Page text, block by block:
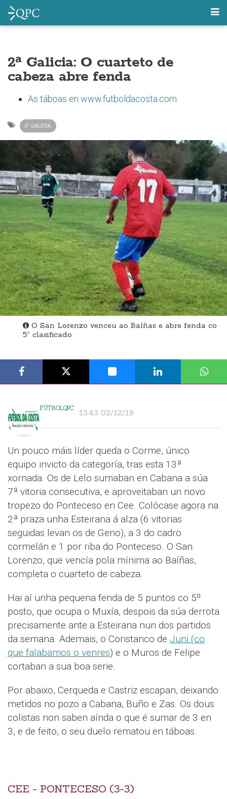
2ª Galicia: O cuarteto de
cabeza abre fenda
As táboas en www.futboldacosta.com
2ª GALICIA
O San Lorenzo venceu ao Baíñas e abre fenda co
5º clasificado
FÚTBOLQPC 13:43 02/12/19
Un pouco máis líder queda o Corme, único
equipo invicto da categoría, tras esta 13ª
xornada. Os de Lelo sumaban en Cabana a súa
7ª vitoria consecutiva, e aproveitaban un novo
tropezo do Ponteceso en Cee. Colócase agora na
2ª praza unha Esteirana á alza (6 vitorias
seguidas levan os de Geno), a 3 do cadro
cormelán e 1 por riba do Ponteceso. O San
Lorenzo, que vencía pola mínima ao Baíñas,
completa o cuarteto de cabeza.
Hai aí unha pequena fenda de 5 puntos co 5º
posto, que ocupa o Muxía, despois da súa derrota
precisamente ante a Esteirana nun dos partidos
da semana. Ademais, o Coristanco de Juni (co
que falabamos o venres) e o Muros de Felipe
cortaban a sua boa serie.
Por abaixo, Cerqueda e Castriz escapan, deixando
metidos no pozo a Cabana, Buño e Zas. Os dous
colistas non saben aínda o que é sumar de 3 en
3, e de feito, o seu duelo rematou en táboas.
CEE - PONTECESO (3-3)